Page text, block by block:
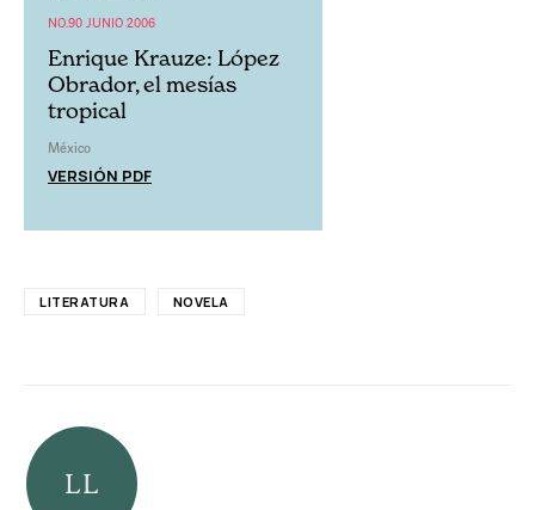
NO.90 JUNIO 2006
Enrique Krauze: López
Obrador, el mesías
tropical
México
VERSIÓN PDF
LITERATURA NOVELA